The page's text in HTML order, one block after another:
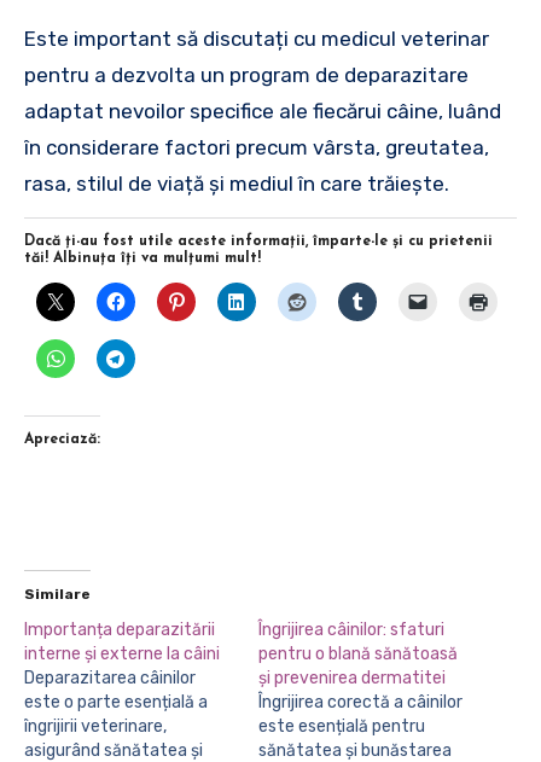
Este important să discutați cu medicul veterinar
pentru a dezvolta un program de deparazitare
adaptat nevoilor specifice ale fiecărui câine, luând
în considerare factori precum vârsta, greutatea,
rasa, stilul de viață și mediul în care trăiește.
Dacă ţi-au fost utile aceste informaţii, împarte-le şi cu prietenii
tăi! Albinuţa îţi va mulţumi mult!
Apreciază:
Similare
Importanța deparazitării
interne și externe la câini
Deparazitarea câinilor
este o parte esențială a
îngrijirii veterinare,
asigurând sănătatea și
Îngrijirea câinilor: sfaturi
pentru o blană sănătoasă
și prevenirea dermatitei
este esențială pentru
sănătatea și bunăstarea